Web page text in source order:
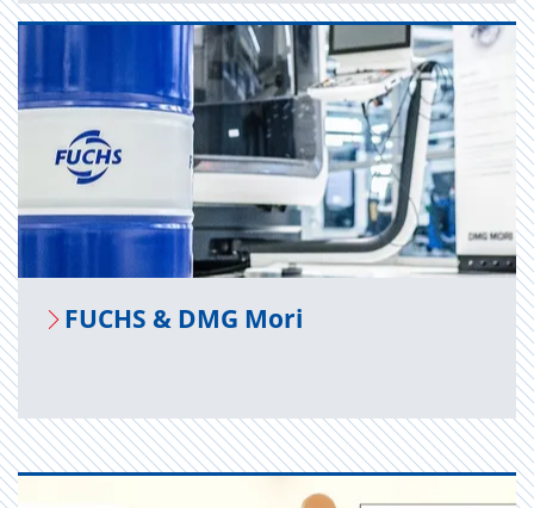
FUCHS & DMG Mori